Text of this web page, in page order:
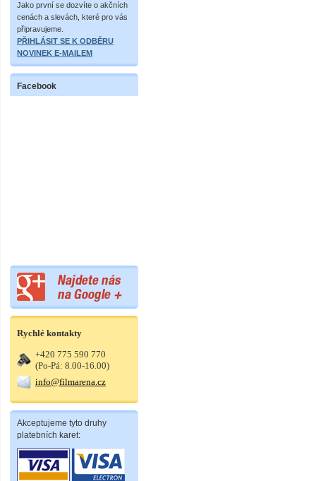
Jako první se dozvíte o akčních
cenách a slevách, které pro vás
připravujeme.
PŘIHLÁSIT SE K ODBĚRU
NOVINEK E-MAILEM
Facebook
Rychlé kontakty
+420 775 590 770
(Po-Pá: 8.00-16.00)
info@filmarena.cz
Akceptujeme tyto druhy
platebních karet: